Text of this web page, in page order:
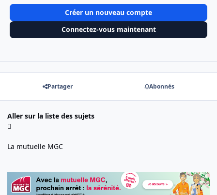
Créer un nouveau compte
Connectez-vous maintenant
Partager Abonnés
Aller sur la liste des sujets
La mutuelle MGC